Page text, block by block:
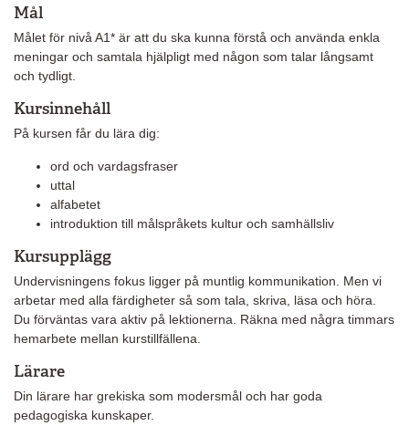
Mål
Målet för nivå A1* är att du ska kunna förstå och använda enkla
meningar och samtala hjälpligt med någon som talar långsamt
och tydligt.
Kursinnehåll
På kursen får du lära dig:
ord och vardagsfraser
uttal
alfabetet
introduktion till målspråkets kultur och samhällsliv
Kursupplägg
Undervisningens fokus ligger på muntlig kommunikation. Men vi
arbetar med alla färdigheter så som tala, skriva, läsa och höra.
Du förväntas vara aktiv på lektionerna. Räkna med några timmars
hemarbete mellan kurstillfällena.
Lärare
Din lärare har grekiska som modersmål och har goda
pedagogiska kunskaper.